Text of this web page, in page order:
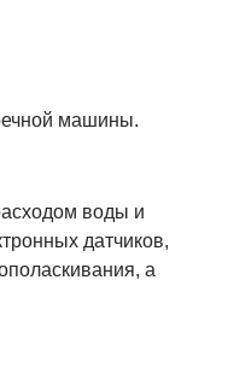
машины.
воды и
датчиков,
а